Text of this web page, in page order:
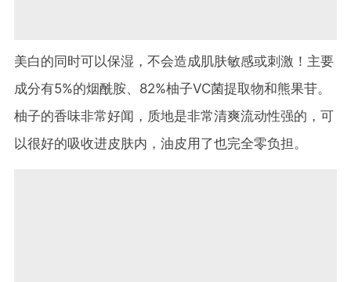
美白的同时可以保湿，不会造成肌肤敏感或刺激！主要
成分有5%的烟酰胺、82%柚子VC菌提取物和熊果苷。
柚子的香味非常好闻，质地是非常清爽流动性强的，可
以很好的吸收进皮肤内，油皮用了也完全零负担。